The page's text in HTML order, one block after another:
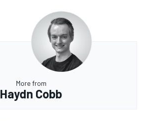
More from
Haydn Cobb